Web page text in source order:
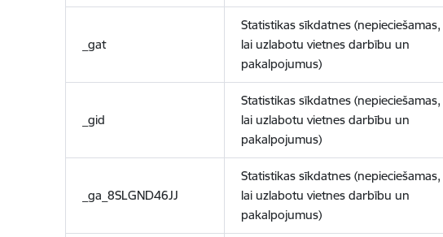
_gat
Statistikas sīkdatnes (nepieciešamas,
lai uzlabotu vietnes darbību un
pakalpojumus)
_gid
Statistikas sīkdatnes (nepieciešamas,
lai uzlabotu vietnes darbību un
pakalpojumus)
_ga_8SLGND46JJ
Statistikas sīkdatnes (nepieciešamas,
lai uzlabotu vietnes darbību un
pakalpojumus)